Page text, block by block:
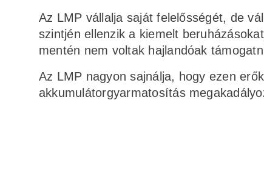
Az LMP vállalja saját felelősségét, de
szintjén ellenzik a kiemelt
mentén nem voltak hajlandóak
Az LMP nagyon sajnálja, hogy ezen
akkumulátorgyarmatosítás